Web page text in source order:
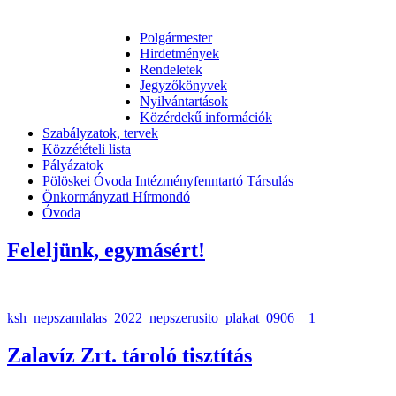
Polgármester
Hirdetmények
Rendeletek
Jegyzőkönyvek
Nyilvántartások
Közérdekű információk
Szabályzatok, tervek
Közzétételi lista
Pályázatok
Pölöskei Óvoda Intézményfenntartó Társulás
Önkormányzati Hírmondó
Óvoda
Feleljünk, egymásért!
ksh_nepszamlalas_2022_nepszerusito_plakat_0906__1_
Zalavíz Zrt. tároló tisztítás